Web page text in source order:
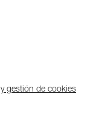
gestión de cookies